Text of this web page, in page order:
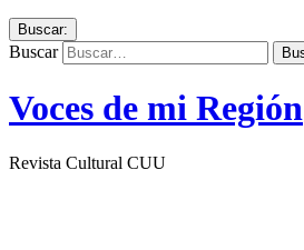
Buscar:
Buscar
Voces de mi Región
Revista Cultural CUU